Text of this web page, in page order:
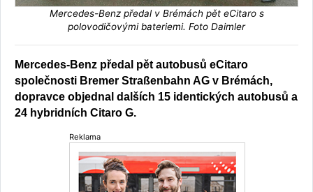
Mercedes-Benz předal v Brémách pět eCitaro s
polovodičovými bateriemi. Foto Daimler
Mercedes-Benz předal pět autobusů eCitaro
společnosti Bremer Straßenbahn AG v Brémách,
dopravce objednal dalších 15 identických autobusů a
24 hybridních Citaro G.
Reklama